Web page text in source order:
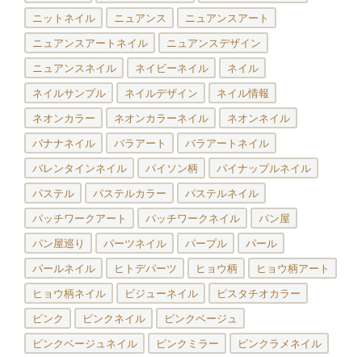
ニットネイル ニュアンス ニュアンスアート
ニュアンスアートネイル ニュアンスデザイン
ニュアンスネイル ネイビーネイル ネイル
ネイルサンプル ネイルデザイン ネイル情報
ネオンカラー ネオンカラーネイル ネオンネイル
バナナネイル バラアート バラアートネイル
バレンタインネイル パイソン柄 パイナップルネイル
パステル パステルカラー パステルネイル
パッチワークアート パッチワークネイル パン屋
パン屋巡り パーツネイル パープル パール
パールネイル ヒトデパーツ ヒョウ柄 ヒョウ柄アート
ヒョウ柄ネイル ビジューネイル ピスタチオカラー
ピンク ピンクネイル ピンクベージュ
ピンクベージュネイル ピンクミラー ピンクラメネイル